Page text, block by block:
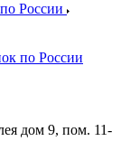
России
по России
дом 9, пом. 11-